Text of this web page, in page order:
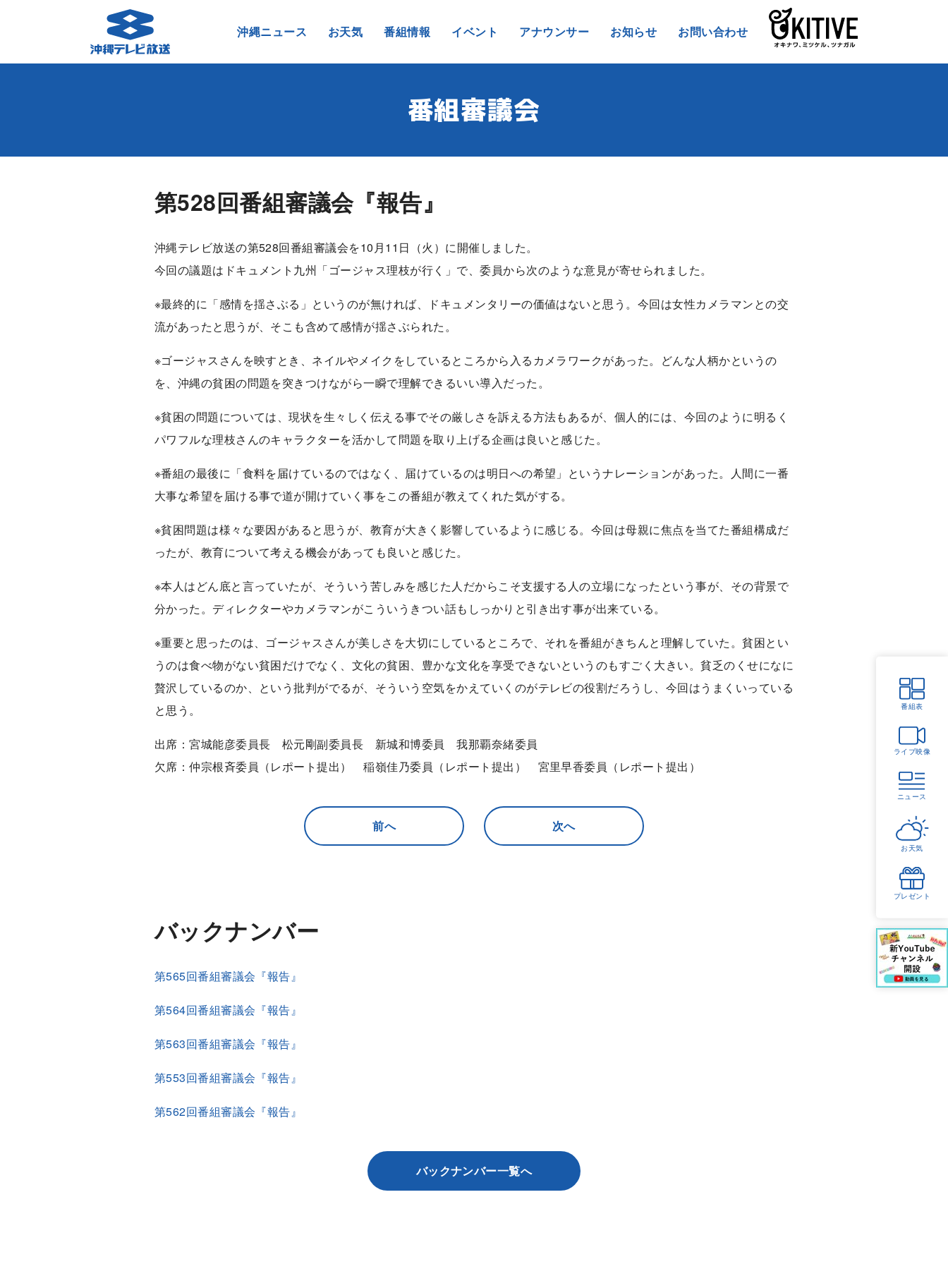
沖縄ニュース お天気 番組情報 イベント アナウンサー お知らせ お問い合わせ
番組表
ライブ映像
ニュース
お天気
プレゼント
番組審議会
第528回番組審議会『報告』
沖縄テレビ放送の第528回番組審議会を10月11日（火）に開催しました。
今回の議題はドキュメント九州「ゴージャス理枝が行く」で、委員から次のような意見が寄せられました。
※最終的に「感情を揺さぶる」というのが無ければ、ドキュメンタリーの価値はないと思う。今回は女性カメラマンとの交
流があったと思うが、そこも含めて感情が揺さぶられた。
※ゴージャスさんを映すとき、ネイルやメイクをしているところから入るカメラワークがあった。どんな人柄かというの
を、沖縄の貧困の問題を突きつけながら一瞬で理解できるいい導入だった。
※貧困の問題については、現状を生々しく伝える事でその厳しさを訴える方法もあるが、個人的には、今回のように明るく
パワフルな理枝さんのキャラクターを活かして問題を取り上げる企画は良いと感じた。
※番組の最後に「食料を届けているのではなく、届けているのは明日への希望」というナレーションがあった。人間に一番
大事な希望を届ける事で道が開けていく事をこの番組が教えてくれた気がする。
※貧困問題は様々な要因があると思うが、教育が大きく影響しているように感じる。今回は母親に焦点を当てた番組構成だ
ったが、教育について考える機会があっても良いと感じた。
※本人はどん底と言っていたが、そういう苦しみを感じた人だからこそ支援する人の立場になったという事が、その背景で
分かった。ディレクターやカメラマンがこういうきつい話もしっかりと引き出す事が出来ている。
※重要と思ったのは、ゴージャスさんが美しさを大切にしているところで、それを番組がきちんと理解していた。貧困とい
うのは食べ物がない貧困だけでなく、文化の貧困、豊かな文化を享受できないというのもすごく大きい。貧乏のくせになに
贅沢しているのか、という批判がでるが、そういう空気をかえていくのがテレビの役割だろうし、今回はうまくいっている
と思う。
出席：宮城能彦委員長 松元剛副委員長 新城和博委員 我那覇奈緒委員
欠席：仲宗根斉委員（レポート提出） 稲嶺佳乃委員（レポート提出） 宮里早香委員（レポート提出）
前へ 次へ
バックナンバー
第565回番組審議会『報告』
第564回番組審議会『報告』
第563回番組審議会『報告』
第553回番組審議会『報告』
第562回番組審議会『報告』
バックナンバー一覧へ